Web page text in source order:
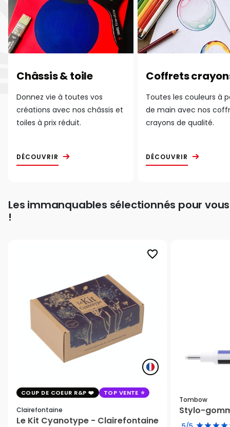
Châssis & toile
Donnez vie à toutes vos
créations avec nos châssis et
toiles à prix réduit.
DÉCOUVRIR
Coffrets
Toutes les couleurs à
de main avec nos
crayons de qualité.
DÉCOUVRIR
Les immanquables sélectionnés pour vous
!
favorite_border
COUP DE COEUR R&P TOP VENTE
Clairefontaine
Le Kit Cyanotype - Clairefontaine
Tombow
Stylo-